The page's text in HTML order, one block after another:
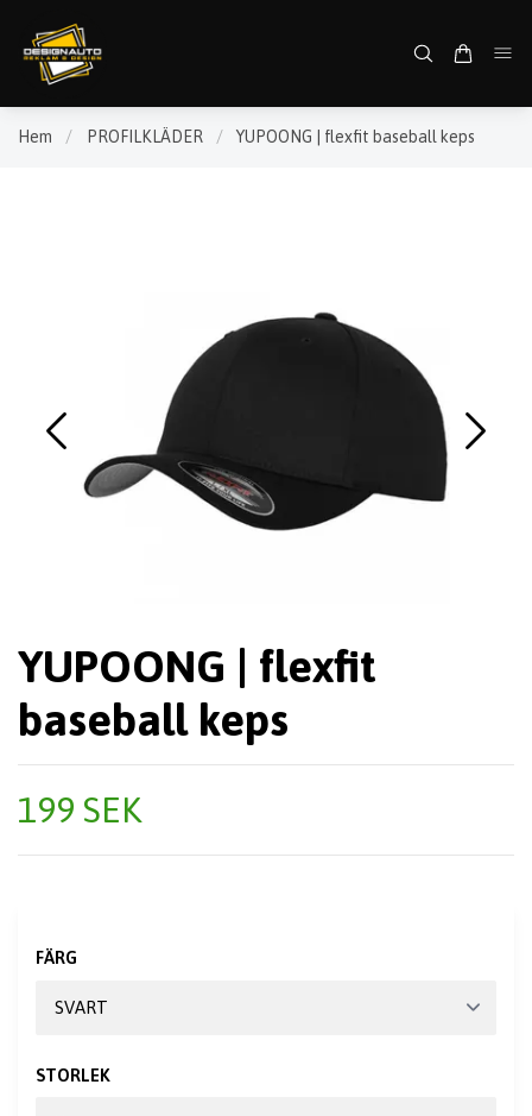
Hem / PROFILKLÄDER / YUPOONG | flexfit baseball keps
YUPOONG | flexfit
baseball keps
199 SEK
FÄRG
STORLEK